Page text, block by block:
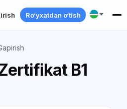
Ro‘yxatdan o‘tish
B1